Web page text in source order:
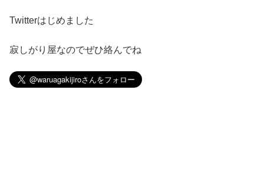
Twitterはじめました
寂しがり屋なのでぜひ絡んでね